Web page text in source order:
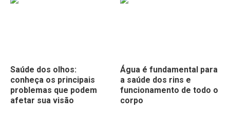
Saúde dos olhos:
conheça os principais
problemas que podem
afetar sua visão
Água é fundamental para
a saúde dos rins e
funcionamento de todo o
corpo